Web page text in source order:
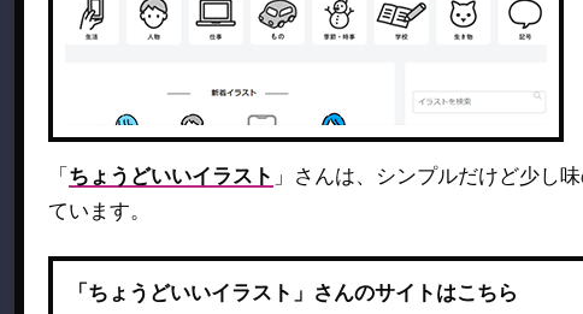
「 ちょうどいいイラスト 」さんは、シンプルだけど少し
ています。
「ちょうどいいイラスト」さんのサイトはこちら